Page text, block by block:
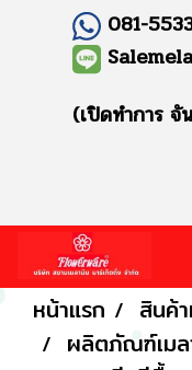
081-
(เปิดทำการ
หน้าแรก
สินค้
ผลิตภัณฑ์เม